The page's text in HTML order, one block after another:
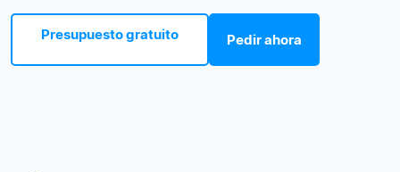
Presupuesto gratuito Pedir ahora